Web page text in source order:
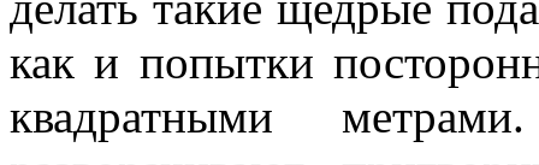
как и попытки
квадратными